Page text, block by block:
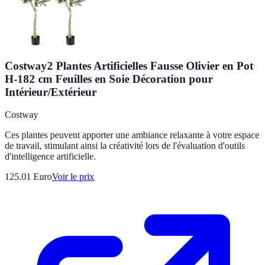
Costway2 Plantes Artificielles Fausse Olivier en Pot
H-182 cm Feuilles en Soie Décoration pour
Intérieur/Extérieur
Costway
Ces plantes peuvent apporter une ambiance relaxante à votre espace
de travail, stimulant ainsi la créativité lors de l'évaluation d'outils
d'intelligence artificielle.
125.01 EuroVoir le prix